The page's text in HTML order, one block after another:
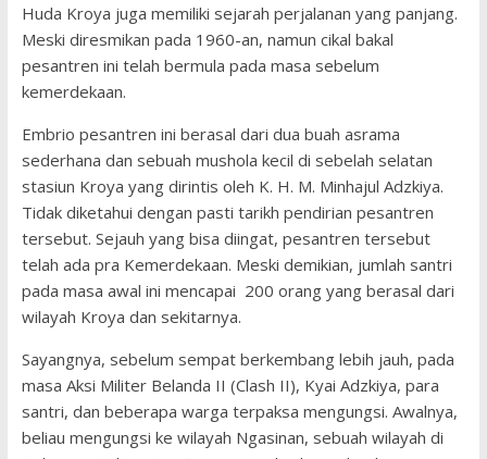
Huda Kroya juga memiliki sejarah perjalanan yang panjang.
Meski diresmikan pada 1960-an, namun cikal bakal
pesantren ini telah bermula pada masa sebelum
kemerdekaan.
Embrio pesantren ini berasal dari dua buah asrama
sederhana dan sebuah mushola kecil di sebelah selatan
stasiun Kroya yang dirintis oleh K. H. M. Minhajul Adzkiya.
Tidak diketahui dengan pasti tarikh pendirian pesantren
tersebut. Sejauh yang bisa diingat, pesantren tersebut
telah ada pra Kemerdekaan. Meski demikian, jumlah santri
pada masa awal ini mencapai 200 orang yang berasal dari
wilayah Kroya dan sekitarnya.
Sayangnya, sebelum sempat berkembang lebih jauh, pada
masa Aksi Militer Belanda II (Clash II), Kyai Adzkiya, para
santri, dan beberapa warga terpaksa mengungsi. Awalnya,
beliau mengungsi ke wilayah Ngasinan, sebuah wilayah di